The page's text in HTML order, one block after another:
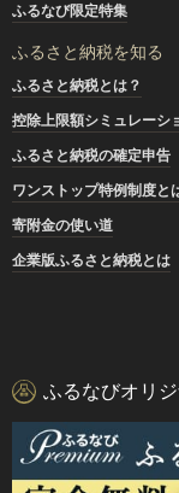
ふるなび限定特集
ふるさと納税を知る
ふるさと納税とは？
控除上限額シミュレーシ
ふるさと納税の確定申告
ワンストップ特例制度と
寄附金の使い道
企業版ふるさと納税とは
ふるなびオリ